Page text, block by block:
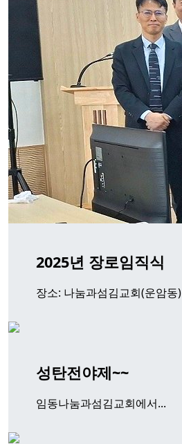
2025년 장로임직식
장소: 나눔과섬김교회(운암동)
성탄전야제~~
임동나눔과섬김교회에서...